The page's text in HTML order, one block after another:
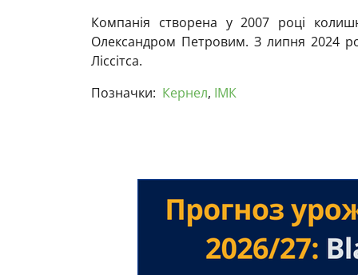
Компанія створена у 2007 році
Олександром Петровим. З липня 2024
Ліссітса.
Позначки: Кернел, ІМК